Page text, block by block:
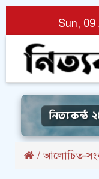
Sun, 09
নিত্যকন্ঠ
/আলোচিত-